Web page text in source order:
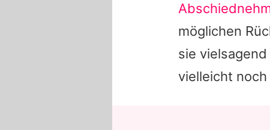
möglichen
sie
vielleicht